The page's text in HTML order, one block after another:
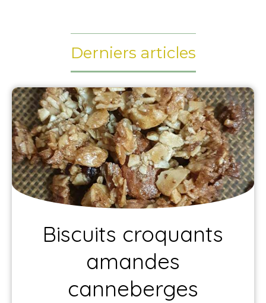
Derniers articles
Biscuits croquants
amandes
canneberges